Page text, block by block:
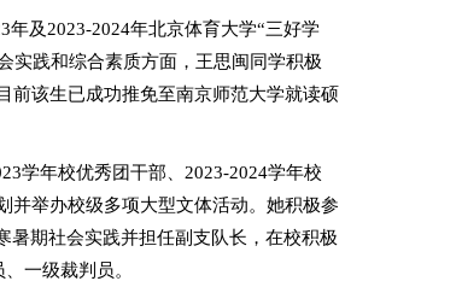
3年及 2023-2024年北京体育大学“三好学
实践和综合素质方面， 王思闽 同学积极
前该生已成功推免至南京师范大学就读硕
学年校优秀团干部、 2023-2024学年校
并举办校级多项大型文体活动。 她积极参
暑期社会实践并担任副支队长，在校积极
一级裁判员。